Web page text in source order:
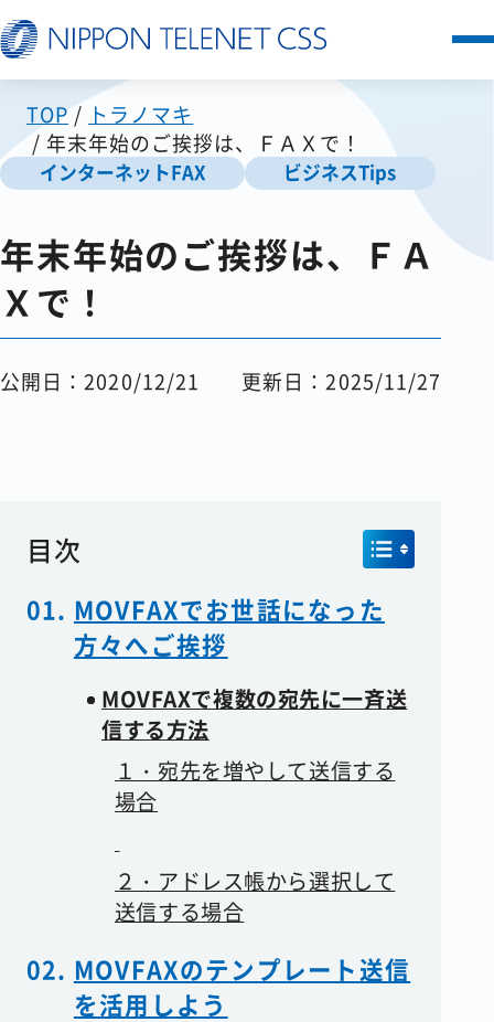
サービス一覧
日本テレネットの強み
お客様の声
セミナー
FAQ
コラム
会社情報
資料請求 お問い合わせ
TOP
トラノマキ
年末年始のご挨拶は、ＦＡＸで！
インターネットFAX ビジネスTips
年末年始のご挨拶は、ＦＡ
Ｘで！
公開日：2020/12/21 更新日：2025/11/27
目次
MOVFAXでお世話になった
方々へご挨拶
MOVFAXで複数の宛先に一斉送
信する方法
１・宛先を増やして送信する
場合
２・アドレス帳から選択して
送信する場合
MOVFAXのテンプレート送信
を活用しよう